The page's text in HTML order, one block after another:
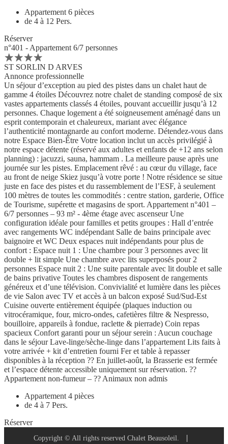
Appartement 6 pièces
de 4 à 12 Pers.
Réserver
n°401 - Appartement 6/7 personnes
ST SORLIN D ARVES
Annonce professionnelle
Un séjour d’exception au pied des pistes dans un chalet haut de
gamme 4 étoiles Découvrez notre chalet de standing composé de six
vastes appartements classés 4 étoiles, pouvant accueillir jusqu’à 12
personnes. Chaque logement a été soigneusement aménagé dans un
esprit contemporain et chaleureux, mariant avec élégance
l’authenticité montagnarde au confort moderne. Détendez-vous dans
notre Espace Bien-Être Votre location inclut un accès privilégié à
notre espace détente (réservé aux adultes et enfants de +12 ans selon
planning) : jacuzzi, sauna, hammam . La meilleure pause après une
journée sur les pistes. Emplacement rêvé : au cœur du village, face
au front de neige Skiez jusqu’à votre porte ! Notre résidence se situe
juste en face des pistes et du rassemblement de l’ESF, à seulement
100 mètres de toutes les commodités : centre station, garderie, Office
de Tourisme, supérette et magasins de sport. Appartement n°401 –
6/7 personnes – 93 m² - 4ème étage avec ascenseur Une
configuration idéale pour familles et petits groupes : Hall d’entrée
avec rangements WC indépendant Salle de bains principale avec
baignoire et WC Deux espaces nuit indépendants pour plus de
confort : Espace nuit 1 : Une chambre pour 3 personnes avec lit
double + lit simple Une chambre avec lits superposés pour 2
personnes Espace nuit 2 : Une suite parentale avec lit double et salle
de bains privative Toutes les chambres disposent de rangements
généreux et d’une télévision. Convivialité et lumière dans les pièces
de vie Salon avec TV et accès à un balcon exposé Sud/Sud-Est
Cuisine ouverte entièrement équipée (plaques induction ou
vitrocéramique, four, micro-ondes, cafetières filtre & Nespresso,
bouilloire, appareils à fondue, raclette & pierrade) Coin repas
spacieux Confort garanti pour un séjour serein : Aucun couchage
dans le séjour Lave-linge/sèche-linge dans l’appartement Lits faits à
votre arrivée + kit d’entretien fourni Fer et table à repasser
disponibles à la réception ?? En juillet-août, la Brasserie est fermée
et l’espace détente accessible uniquement sur réservation. ??
Appartement non-fumeur – ?? Animaux non admis
Appartement 4 pièces
de 4 à 7 Pers.
Réserver
Copyright © All rights reserved Chalet Beausoleil.